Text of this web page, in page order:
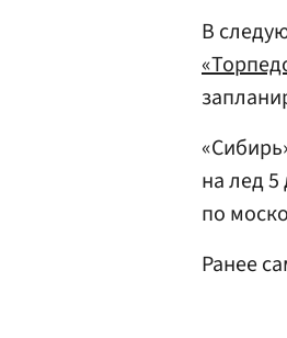
В
на лед
по
Ранее